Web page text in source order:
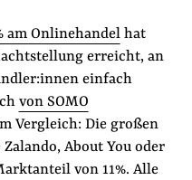
am Onlinehandelhat
erreicht, an
einfach
von SOMO
Vergleich: Die großen
About You oder
von 11%. Alle